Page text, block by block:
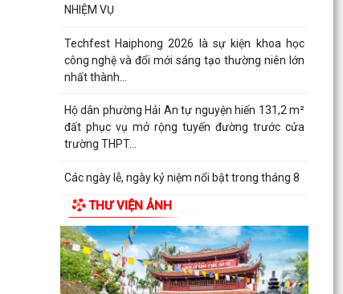
NHIỆM VỤ
Techfest Haiphong 2026 là sự kiện khoa học
công nghệ và đổi mới sáng tạo thường niên lớn
nhất thành...
Hộ dân phường Hải An tự nguyện hiến 131,2 m²
đất phục vụ mở rộng tuyến đường trước cửa
trường THPT...
Các ngày lễ, ngày kỷ niệm nổi bật trong tháng 8
MA TÚY – HIỂM HỌA ĐE DỌA TƯƠNG LAI THẾ
HỆ TRẺ
THƯ VIỆN ẢNH